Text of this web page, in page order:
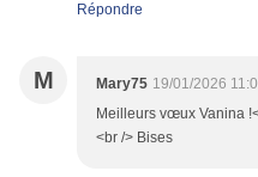
Répondre
M Mary75 19/01/2026
Meilleurs vœux Vanina
<br /> Bises